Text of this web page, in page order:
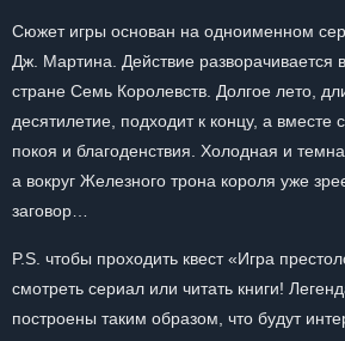
Сюжет игры основан на одноименном
Дж. Мартина. Действие разворачивается
стране Семь Королевств. Долгое лето,
десятилетие, подходит к концу, а вместе
покоя и благоденствия. Холодная и
а вокруг Железного трона короля уже
заговор…
P.S. чтобы проходить квест «Игра
смотреть сериал или читать книги!
построены таким образом, что будут